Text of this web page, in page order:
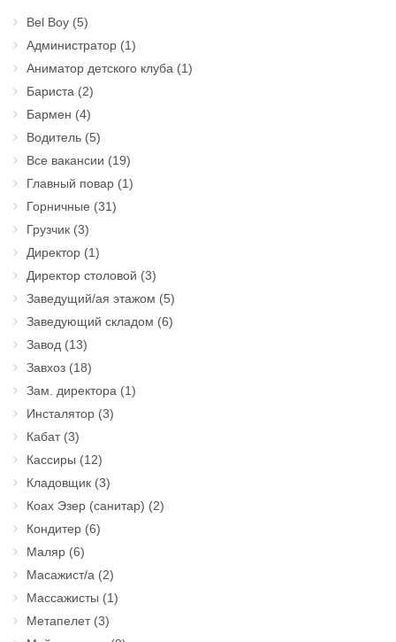
Bel Boy (5)
Администратор (1)
Аниматор детского клуба (1)
Бариста (2)
Бармен (4)
Водитель (5)
Все вакансии (19)
Главный повар (1)
Горничные (31)
Грузчик (3)
Директор (1)
Директор столовой (3)
Заведущий/ая этажом (5)
Заведующий складом (6)
Завод (13)
Завхоз (18)
Зам. директора (1)
Инсталятор (3)
Кабат(3)
Кассиры (12)
Кладовщик (3)
Коах Эзер (санитар) (2)
Кондитер (6)
Маляр (6)
Масажист/а (2)
Массажисты (1)
Метапелет(3)